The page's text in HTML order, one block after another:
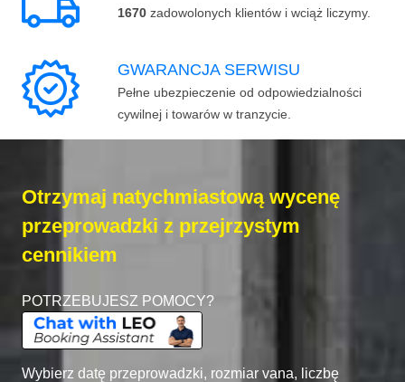
1670 zadowolonych klientów i wciąż liczymy.
GWARANCJA SERWISU
Pełne ubezpieczenie od odpowiedzialności
cywilnej i towarów w tranzycie.
Otrzymaj natychmiastową wycenę
przeprowadzki z przejrzystym
cennikiem
POTRZEBUJESZ POMOCY?
Wybierz datę przeprowadzki, rozmiar vana, liczbę